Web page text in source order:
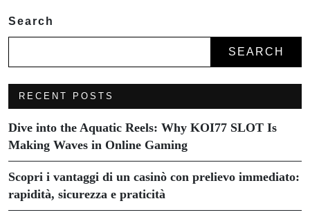
Search
SEARCH
RECENT POSTS
Dive into the Aquatic Reels: Why KOI77 SLOT Is
Making Waves in Online Gaming
Scopri i vantaggi di un casinò con prelievo immediato:
rapidità, sicurezza e praticità